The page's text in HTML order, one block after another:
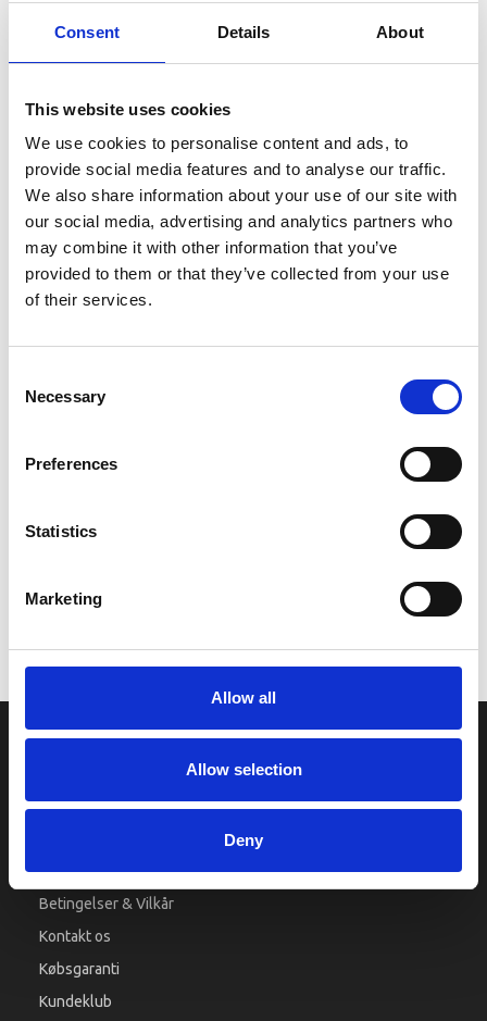
Consent Details About
This website uses cookies
We use cookies to personalise content and ads, to
provide social media features and to analyse our traffic.
We also share information about your use of our site with
our social media, advertising and analytics partners who
may combine it with other information that you’ve
provided to them or that they’ve collected from your use
of their services.
Selection
Necessary
Preferences
Statistics
Marketing
Allow all
Allow selection
Deny
1.123,50 DKK
1.605,00 DKK
Du sparer: 481,50 DKK
VælgHidea Motor Model:
HDF2.5 HDF6 HDF9.9 HDF25 HDF15/20 HDF4/5
Komplet Karburator til Hidea motor - vælg model under
Mere information
Bemærk billeder er et arkivbillede og karburatoren ser ikke således ud.
Derfor kan der i enkelte tilfælde være produkter, som ikke kan
leveres, eller hvor prisen afviger fra det viste. Vi kontakter dig
Fortrolighed
Firma profil
Betingelser & Vilkår
Kontakt os
Købsgaranti
Kundeklub